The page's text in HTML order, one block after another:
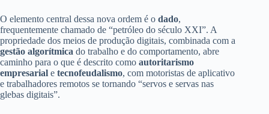
O elemento central dessa nova ordem é o dado,
frequentemente chamado de “petróleo do século XXI”. A
propriedade dos meios de produção digitais, combinada com a
gestão algorítmica do trabalho e do comportamento, abre
caminho para o que é descrito como autoritarismo
empresarial e tecnofeudalismo, com motoristas de aplicativo
e trabalhadores remotos se tornando “servos e servas nas
glebas digitais”.